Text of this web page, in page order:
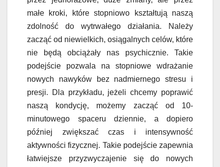
małe kroki, które stopniowo kształtują naszą
zdolność do wytrwałego działania. Należy
zacząć od niewielkich, osiągalnych celów, które
nie będą obciążały nas psychicznie. Takie
podejście pozwala na stopniowe wdrażanie
nowych nawyków bez nadmiernego stresu i
presji. Dla przykładu, jeżeli chcemy poprawić
naszą kondycję, możemy zacząć od 10-
minutowego spaceru dziennie, a dopiero
później zwiększać czas i intensywność
aktywności fizycznej. Takie podejście zapewnia
łatwiejsze przyzwyczajenie się do nowych